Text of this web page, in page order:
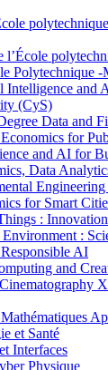
polytechnique
l’École
Polytechnique
and
(CyS)
Data and
for
and AI for
Data
for Smart
:
:
AI
and
et Santé
Interfaces
Physique